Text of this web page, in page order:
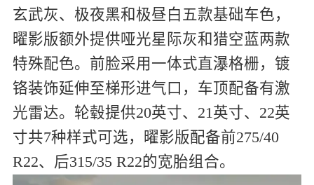
玄武灰、极夜黑和极昼白五款基础车色，
曜影版额外提供哑光星际灰和猎空蓝两款
特殊配色。前脸采用一体式直瀑格栅，镀
铬装饰延伸至梯形进气口，车顶配备有激
光雷达。轮毂提供20英寸、21英寸、22英
寸共7种样式可选，曜影版配备前275/40
R22、后315/35 R22的宽胎组合。